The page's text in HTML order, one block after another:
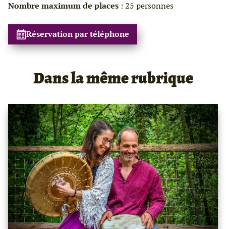
Nombre maximum de places : 25 personnes
Réservation par téléphone
Dans la même rubrique